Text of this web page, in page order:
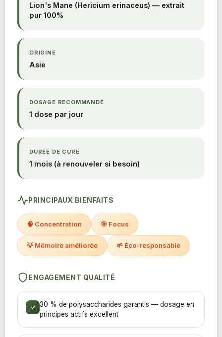
Lion's Mane (Hericium erinaceus) — extrait
pur 100%
ORIGINE
Asie
DOSAGE RECOMMANDÉ
1 dose par jour
DURÉE DE CURE
1 mois (à renouveler si besoin)
PRINCIPAUX BIENFAITS
🧠 Concentration 🎯 Focus
💡 Mémoire améliorée 🌱 Éco-responsable
ENGAGEMENT QUALITÉ
✓ 30 % de polysaccharides garantis — dosage en
principes actifs excellent